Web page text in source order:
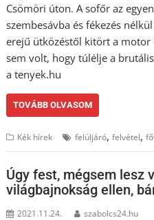
Csömöri úton. A sofőr az
szembesávba és fékezés
erejű ütközéstől kitört a motor
sem volt, hogy túlélje a
a tenyek.hu
TOVÁBB OLVASOM
Kék hírek felüljáró,felvétel,
Úgy fest, mégsem lesz
világbajnokság ellen,
2021.11.24. szabolcs24.hu